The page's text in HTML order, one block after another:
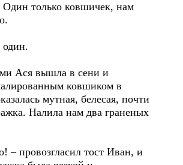
только ковшичек, нам
один.
Ася вышла в сени и
ковшиком в
мутная, белесая, почти
Налила нам два граненых
– провозгласил тост Иван, и